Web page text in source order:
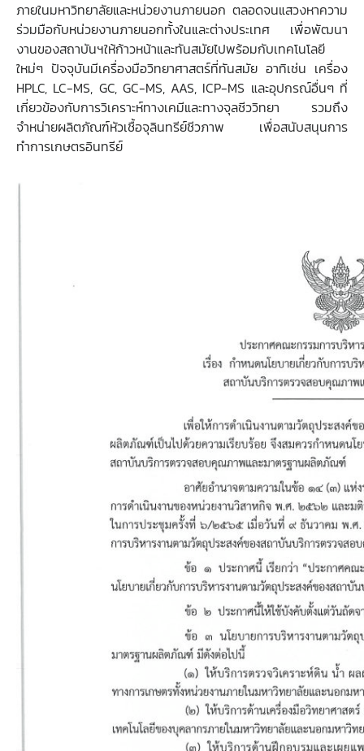
ภายในมหาวิทยาลัยและหน่วยงานภายนอก ตลอดจนแสวงหาความ
ร่วมมือกับหน่วยงานภายนอกทั้งในและต่างประเทศ เพื่อพัฒนา
งานของสถาบันฯให้ก้าวหน้าและทันสมัยไปพร้อมกับเทคโนโลยี
ใหม่ๆ ปัจจุบันมีเครื่องมือวิทยาศาสตร์ที่ทันสมัย อาทิเช่น เครื่อง
HPLC, LC-MS, GC, GC-MS, AAS, ICP-MS และอุปกรณ์อื่นๆ ที่
เกี่ยวข้องกับการวิเคราะห์ทางเคมีและทางจุลชีววิทยา รวมถึง
จำหน่ายผลิตภัณฑ์หัวเชื้อจุลินทรีย์ชีวภาพ เพื่อสนับสนุนการ
ทำการเกษตรอินทรีย์